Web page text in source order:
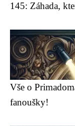
145: Záhada,
Vše o
fanoušky!